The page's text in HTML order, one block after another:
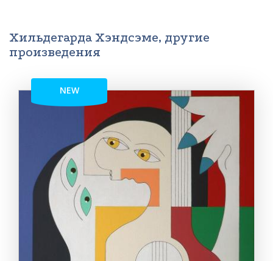
Хильдегарда Хэндсэме, другие
произведения
NEW